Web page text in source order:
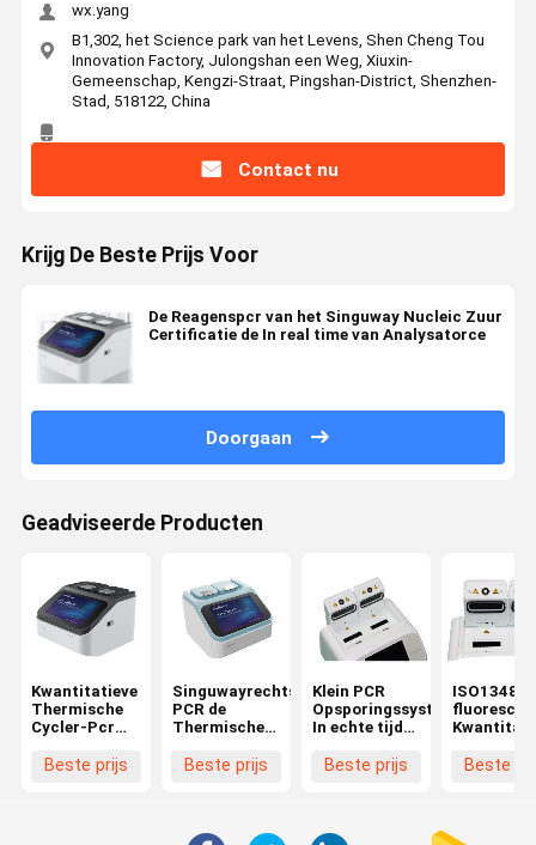
wx.yang
B1,302, het Science park van het Levens, Shen Cheng Tou
Innovation Factory, Julongshan een Weg, Xiuxin-
Gemeenschap, Kengzi-Straat, Pingshan-District, Shenzhen-
Stad, 518122, China
Contact nu
Krijg De Beste Prijs Voor
De Reagenspcr van het Singuway Nucleic Zuur
Certificatie de In real time van Analysatorce
Doorgaan
Geadviseerde Producten
Kwantitatieve
Thermische
Cycler-Pcr
Machine In
Beste prijs
Singuwayrechts
PCR de
Thermische
Testende
Beste prijs
Klein PCR
Opsporingssysteem
In echte tijd
Analysatormachine
Beste prijs
ISO13485
Beste